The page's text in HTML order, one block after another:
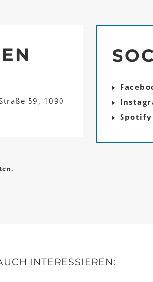
59, 1090
Spotify:
INTERESSIEREN: